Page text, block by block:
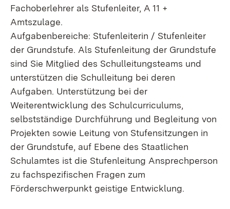
Fachoberlehrer als Stufenleiter, A 11 +
Amtszulage.
Aufgabenbereiche: Stufenleiterin / Stufenleiter
der Grundstufe. Als Stufenleitung der Grundstufe
sind Sie Mitglied des Schulleitungsteams und
unterstützen die Schulleitung bei deren
Aufgaben. Unterstützung bei der
Weiterentwicklung des Schulcurriculums,
selbstständige Durchführung und Begleitung von
Projekten sowie Leitung von Stufensitzungen in
der Grundstufe, auf Ebene des Staatlichen
Schulamtes ist die Stufenleitung Ansprechperson
zu fachspezifischen Fragen zum
Förderschwerpunkt geistige Entwicklung.